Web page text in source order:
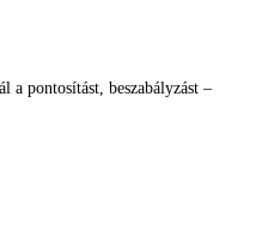
a pontosítást, beszabályzást –